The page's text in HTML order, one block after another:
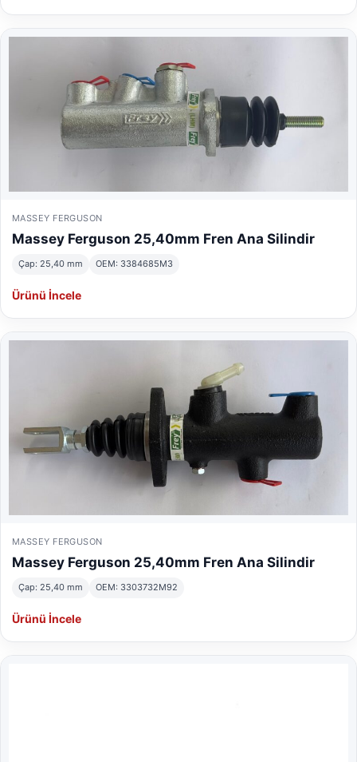
MASSEY FERGUSON
Massey Ferguson 25,40mm Fren Ana Silindir
Çap: 25,40 mm OEM: 3384685M3
Ürünü İncele
MASSEY FERGUSON
Massey Ferguson 25,40mm Fren Ana Silindir
Çap: 25,40 mm OEM: 3303732M92
Ürünü İncele